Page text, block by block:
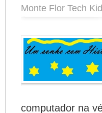
Monte Flor Tech
computador na